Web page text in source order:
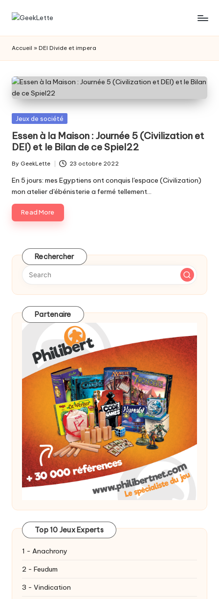
Skip
G
e
e
k
L
e
t
t
e
les
de
société
Accueil » DEI Divide et impera
Posted
Jeux de société
Essen à la Maison : Journée 5 (Civilization et
DEI) et le Bilan de ce Spiel22
Posted
by
By GeekLette 23 octobre 2022
En 5 jours: mes Egyptiens ont conquis l'espace (Civilization)
mon atelier d'ébénisterie a fermé tellement…
Read More
Rechercher
Partenaire
Top 10 Jeux Experts
1 - Anachrony
2 - Feudum
3 - Vindication